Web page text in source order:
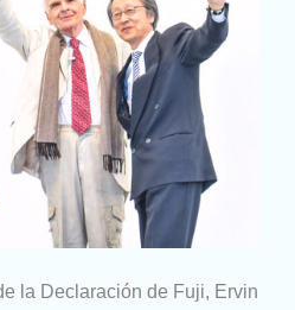
la Declaración de Fuji, Ervin